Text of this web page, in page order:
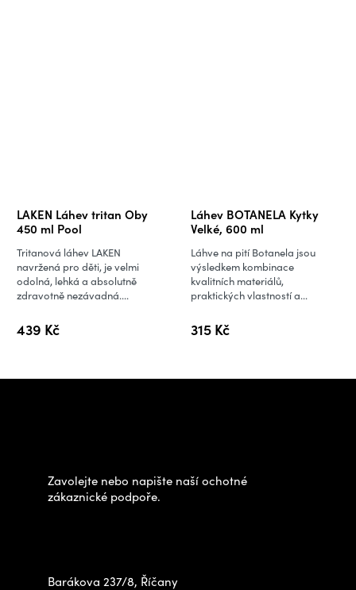
LAKEN Láhev tritan Oby
450 ml Pool
439 Kč
Tritanová láhev LAKEN
navržená pro děti, je velmi
odolná, lehká a absolutně
zdravotně nezávadná....
Láhev BOTANELA Kytky
Velké, 600 ml
315 Kč
Láhve na pití Botanela jsou
výsledkem kombinace
kvalitních materiálů,
praktických vlastností a...
Z
Zavolejte nebo napište naší ochotné
zákaznické podpoře.
Barákova 237/8, Říčany